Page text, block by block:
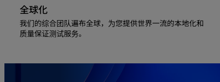
全球化
我们的综合团队遍布全球，为您提供世界一流的本地化和
质量保证测试服务。